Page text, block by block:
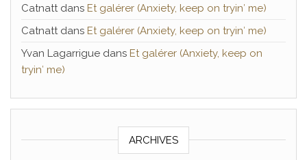
Catnattdans Et galérer (Anxiety, keep on tryin′ me)
Catnattdans Et galérer (Anxiety, keep on tryin′ me)
Yvan Lagarrigue dans Et galérer (Anxiety, keep on
tryin′ me)
ARCHIVES